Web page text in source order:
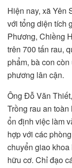
Hiện nay, xã Yên
với tổng diện tích
Phương, Chiềng
trên 700 tấn rau,
phẩm, bà con
phương lân cận.
Ông Đỗ Văn
Trồng rau an
ổn định việc làm
hợp với các
chuyển giao khoa
hữu cơ. Chỉ đạo